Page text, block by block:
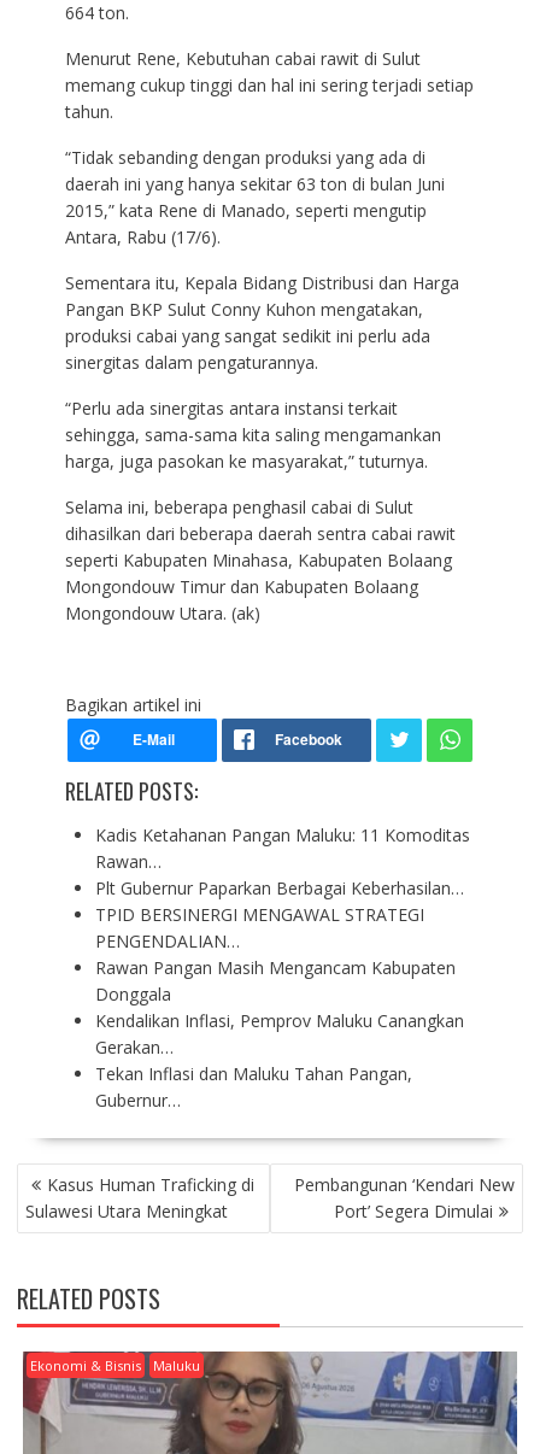
664 ton.
Menurut Rene, Kebutuhan cabai rawit di Sulut
memang cukup tinggi dan hal ini sering terjadi setiap
tahun.
“Tidak sebanding dengan produksi yang ada di
daerah ini yang hanya sekitar 63 ton di bulan Juni
2015,” kata Rene di Manado, seperti mengutip
Antara, Rabu (17/6).
Sementara itu, Kepala Bidang Distribusi dan Harga
Pangan BKP Sulut Conny Kuhon mengatakan,
produksi cabai yang sangat sedikit ini perlu ada
sinergitas dalam pengaturannya.
“Perlu ada sinergitas antara instansi terkait
sehingga, sama-sama kita saling mengamankan
harga, juga pasokan ke masyarakat,” tuturnya.
Selama ini, beberapa penghasil cabai di Sulut
dihasilkan dari beberapa daerah sentra cabai rawit
seperti Kabupaten Minahasa, Kabupaten Bolaang
Mongondouw Timur dan Kabupaten Bolaang
Mongondouw Utara. (ak)
Bagikan artikel ini
RELATED POSTS:
Kadis Ketahanan Pangan Maluku: 11 Komoditas
Rawan…
Plt Gubernur Paparkan Berbagai Keberhasilan…
TPID BERSINERGI MENGAWAL STRATEGI
PENGENDALIAN…
Rawan Pangan Masih Mengancam Kabupaten
Donggala
Kendalikan Inflasi, Pemprov Maluku Canangkan
Gerakan…
Tekan Inflasi dan Maluku Tahan Pangan,
Gubernur…
P
O
S
N
A
V
G
A
Kasus Human Traficking di
Sulawesi Utara Meningkat
Pembangunan ‘Kendari New
Port’ Segera Dimulai
RELATED POSTS
Ekonomi & Bisnis Maluku